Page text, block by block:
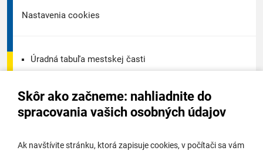
Skôr ako začneme: nahliadnite do
spracovania vašich osobných údajov
Ak navštívite stránku, ktorá zapisuje cookies, v počítači sa vám
Nastavenia cookies
Úradná tabuľa mestskej časti
Úradná tabuľa stavebného úradu